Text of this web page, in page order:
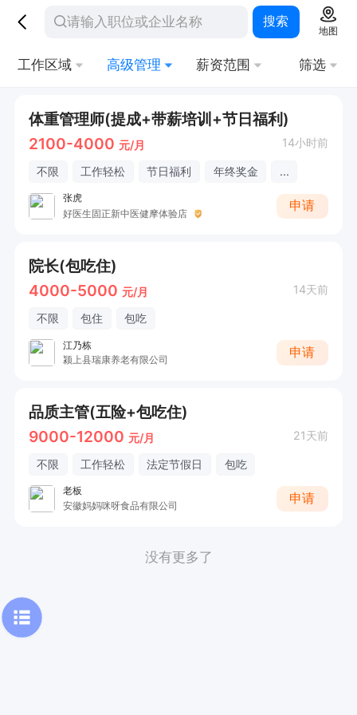
搜索
地图
工作区域 高级管理 薪资范围 筛选
体重管理师(提成+带薪培训+节日福利)
2100-4000 元/月 14小时前
不限 工作轻松 节日福利 年终奖金 ...
张虎
好医生固正新中医健摩体验店
申请
院长(包吃住)
4000-5000 元/月 14天前
不限 包住 包吃
江乃栋
颍上县瑞康养老有限公司
申请
品质主管(五险+包吃住)
9000-12000 元/月 21天前
不限 工作轻松 法定节假日 包吃
老板
安徽妈妈咪呀食品有限公司
申请
没有更多了